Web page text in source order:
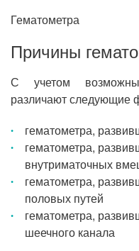
Гематометра
Причины
С учетом
различают следующие
гематометра,
гематометра,
внутриматочных
гематометра,
половых путей
гематометра,
шеечного канала